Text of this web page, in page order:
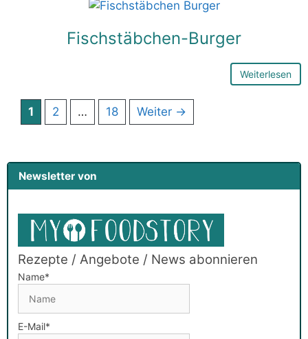
Fischstäbchen-Burger
Weiterlesen
Seite
1 Seite
2 … Seite
18 Weiter →
Newsletter von
Rezepte / Angebote / News abonnieren
Name*
E-Mail*